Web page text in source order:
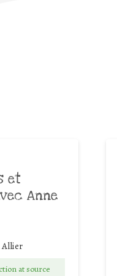
et
Anne
Allier
at source